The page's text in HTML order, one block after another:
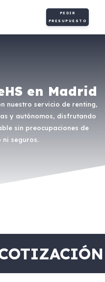
PEDIR
PRESUPUESTO
en Madrid
nuestro servicio de renting,
y autónomos, disfrutando
sin preocupaciones de
ni seguros.